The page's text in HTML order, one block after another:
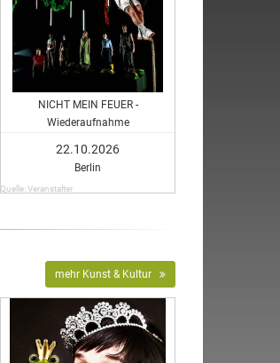
NICHT MEIN FEUER -
Wiederaufnahme
22.10.2026
Berlin
Quelle: Veranstalter
mehr Kunst & Kultur